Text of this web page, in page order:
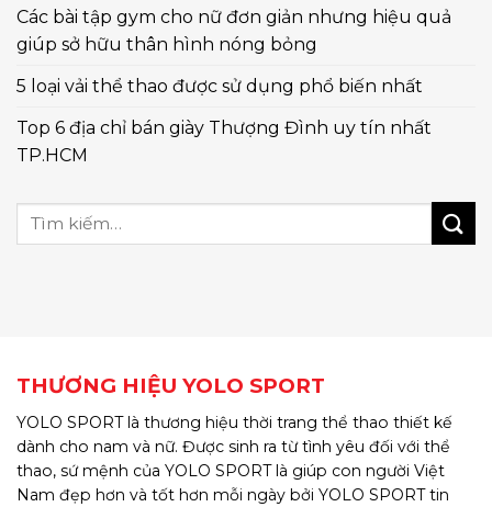
Các bài tập gym cho nữ đơn giản nhưng hiệu quả
giúp sở hữu thân hình nóng bỏng
5 loại vải thể thao được sử dụng phổ biến nhất
Top 6 địa chỉ bán giày Thượng Đình uy tín nhất
TP.HCM
THƯƠNG HIỆU YOLO SPORT
YOLO SPORT là thương hiệu thời trang thể thao thiết kế
dành cho nam và nữ. Được sinh ra từ tình yêu đối với thể
thao, sứ mệnh của YOLO SPORT là giúp con người Việt
Nam đẹp hơn và tốt hơn mỗi ngày bởi YOLO SPORT tin